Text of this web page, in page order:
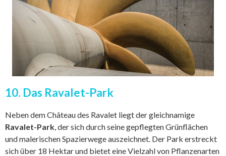
10. Das Ravalet-Park
Neben dem Château des Ravalet liegt der gleichnamige
Ravalet-Park , der sich durch seine gepflegten Grünflächen
und malerischen Spazierwege auszeichnet. Der Park erstreckt
sich über 18 Hektar und bietet eine Vielzahl von Pflanzenarten